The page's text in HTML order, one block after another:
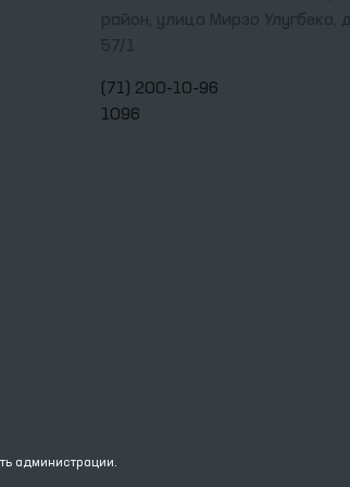
район, улица Мирзо Улугбека,
57/1
(71) 200-10-96
1096
администрации.